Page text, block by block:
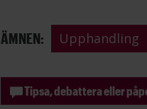
ÄMNEN: Upphandling
Tipsa, debattera eller